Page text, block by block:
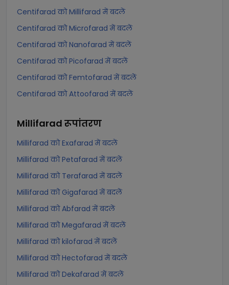
Centifarad को Millifarad में बदलें
Centifarad को Microfarad में बदलें
Centifarad को Nanofarad में बदलें
Centifarad को Picofarad में बदलें
Centifarad को Femtofarad में बदलें
Centifarad को Attoofarad में बदलें
Millifarad रूपांतरण
Millifarad को Exafarad में बदलें
Millifarad को Petafarad में बदलें
Millifarad को Terafarad में बदलें
Millifarad को Gigafarad में बदलें
Millifarad को Abfarad में बदलें
Millifarad को Megafarad में बदलें
Millifarad को kilofarad में बदलें
Millifarad को Hectofarad में बदलें
Millifarad को Dekafarad में बदलें